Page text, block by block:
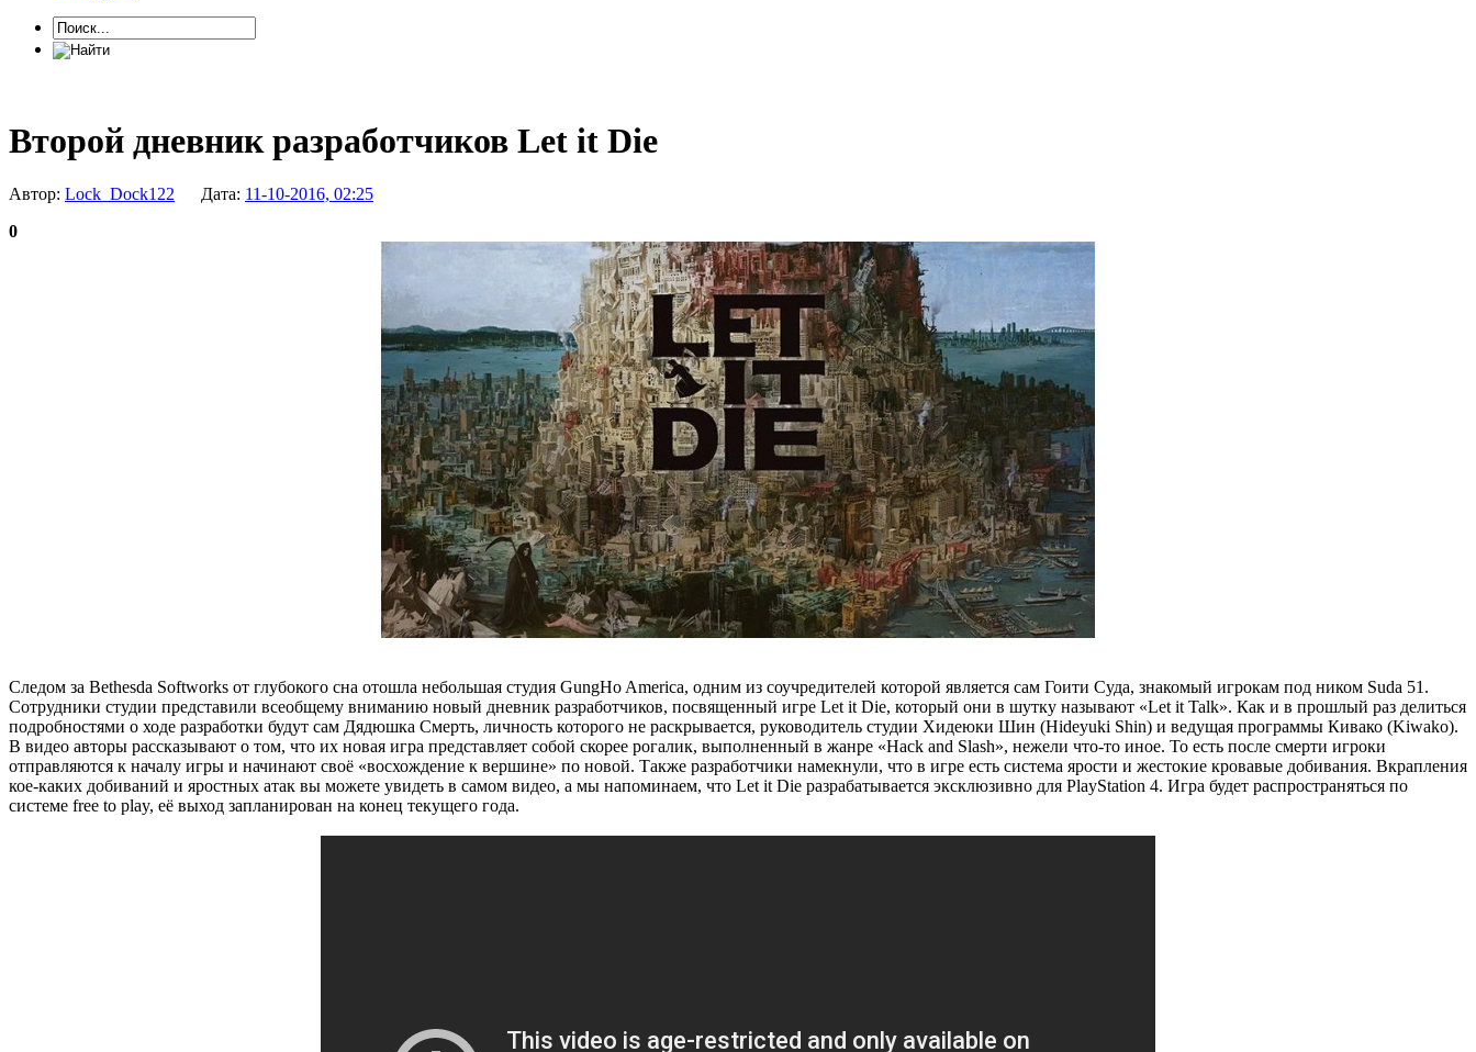
Второй дневник разработчиков Let it Die
Автор: Lock_Dock122 Дата: 11-10-2016, 02:25
0
Следом за Bethesda Softworks от глубокого сна отошла небольшая студия GungHo America, одним из соучредителей которой является сам Гоити Суда, знакомый игрокам под ником Suda 51.
Сотрудники студии представили всеобщему вниманию новый дневник разработчиков, посвященный игре Let it Die, который они в шутку называют «Let it Talk». Как и в прошлый раз делиться
подробностями о ходе разработки будут сам Дядюшка Смерть, личность которого не раскрывается, руководитель студии Хидеюки Шин (Hideyuki Shin) и ведущая программы Кивако (Kiwako).
В видео авторы рассказывают о том, что их новая игра представляет собой скорее рогалик, выполненный в жанре «Hack and Slash», нежели что-то иное. То есть после смерти игроки
отправляются к началу игры и начинают своё «восхождение к вершине» по новой. Также разработчики намекнули, что в игре есть система ярости и жестокие кровавые добивания. Вкрапления
кое-каких добиваний и яростных атак вы можете увидеть в самом видео, а мы напоминаем, что Let it Die разрабатывается эксклюзивно для PlayStation 4. Игра будет распространяться по
системе free to play, её выход запланирован на конец текущего года.